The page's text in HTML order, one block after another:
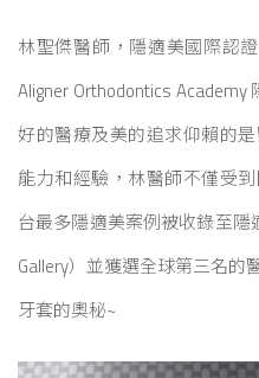
林聖傑醫師，隱適美國際認
Aligner Orthodontics
好的醫療及美的追求仰賴的
能力和經驗，林醫師不僅受
台最多隱適美案例被收錄至隱
Gallery）並獲選全球第三名
牙套的奧秘~